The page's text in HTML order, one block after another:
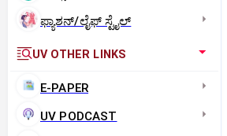
ಫ್ಯಾಶನ್/ಲೈಫ್‌ ಸ್ಟೈಲ್
UV OTHER LINKS
E-PAPER
UV PODCAST